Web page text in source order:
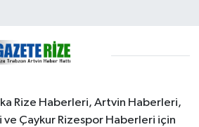
Rize Haberleri, Artvin Haberleri,
Çaykur Rizespor Haberleri için